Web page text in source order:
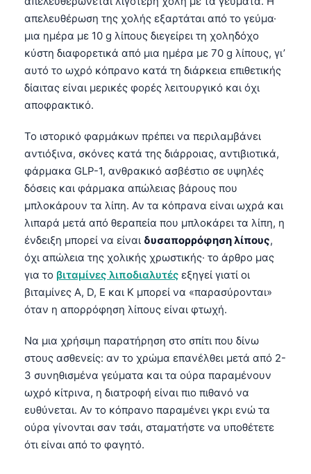
απελευθέρωση της χολής εξαρτάται από το γεύμα·
μια ημέρα με 10 g λίπους διεγείρει τη χοληδόχο
κύστη διαφορετικά από μια ημέρα με 70 g λίπους, γι’
αυτό το ωχρό κόπρανο κατά τη διάρκεια επιθετικής
δίαιτας είναι μερικές φορές λειτουργικό και όχι
αποφρακτικό.
Το ιστορικό φαρμάκων πρέπει να περιλαμβάνει
αντιόξινα, σκόνες κατά της διάρροιας, αντιβιοτικά,
φάρμακα GLP-1, ανθρακικό ασβέστιο σε υψηλές
δόσεις και φάρμακα απώλειας βάρους που
μπλοκάρουν τα λίπη. Αν τα κόπρανα είναι ωχρά και
λιπαρά μετά από θεραπεία που μπλοκάρει τα λίπη, η
ένδειξη μπορεί να είναι δυσαπορρόφηση λίπους,
όχι απώλεια της χολικής χρωστικής· το άρθρο μας
για το βιταμίνες λιποδιαλυτές εξηγεί γιατί οι
βιταμίνες A, D, E και K μπορεί να «παρασύρονται»
όταν η απορρόφηση λίπους είναι φτωχή.
Να μια χρήσιμη παρατήρηση στο σπίτι που δίνω
στους ασθενείς: αν το χρώμα επανέλθει μετά από 2-
3 συνηθισμένα γεύματα και τα ούρα παραμένουν
ωχρό κίτρινα, η διατροφή είναι πιο πιθανό να
ευθύνεται. Αν το κόπρανο παραμένει γκρι ενώ τα
ούρα γίνονται σαν τσάι, σταματήστε να υποθέτετε
ότι είναι από το φαγητό.